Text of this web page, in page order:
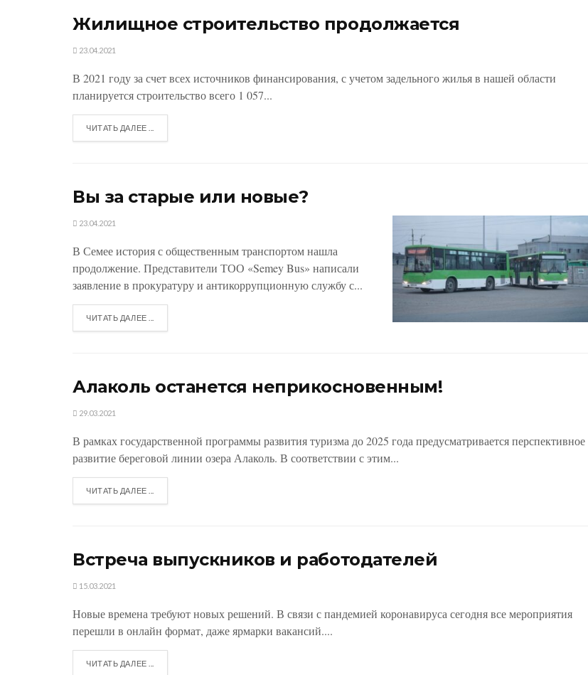
Жилищное строительство продолжается
23.04.2021
В 2021 году за счет всех источников финансирования, с учетом задельного жилья в нашей области
планируется строительство всего 1 057...
ЧИТАТЬ ДАЛЕЕ ...
Вы за старые или новые?
23.04.2021
В Семее история с общественным транспортом нашла
продолжение. Представители ТОО «Semey Bus» написали
заявление в прокуратуру и антикоррупционную службу с...
ЧИТАТЬ ДАЛЕЕ ...
Алаколь останется неприкосновенным!
29.03.2021
В рамках государственной программы развития туризма до 2025 года предусматривается перспективное
развитие береговой линии озера Алаколь. В соответствии с этим...
ЧИТАТЬ ДАЛЕЕ ...
Встреча выпускников и работодателей
15.03.2021
Новые времена требуют новых решений. В связи с пандемией коронавируса сегодня все мероприятия
перешли в онлайн формат, даже ярмарки вакансий....
ЧИТАТЬ ДАЛЕЕ ...